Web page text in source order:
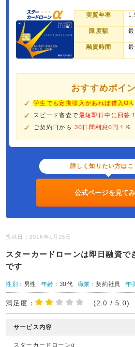
実質年率
限度額
融資時間
おすすめポイ
学生でも定期収入があれば借入OK
スピード審査で最短即日中に回答！
ご契約日から 30日間利息0円！ ※
詳しく知りたい方はこ
公式ページを見て
投稿日：2016年1月15日
スターカードローンは即日融資で
です
性別： 男性 年齢： 30代 職業：契約社員 年
満足度： (2.0 / 5.0)
サービス内容
スターカードローンα